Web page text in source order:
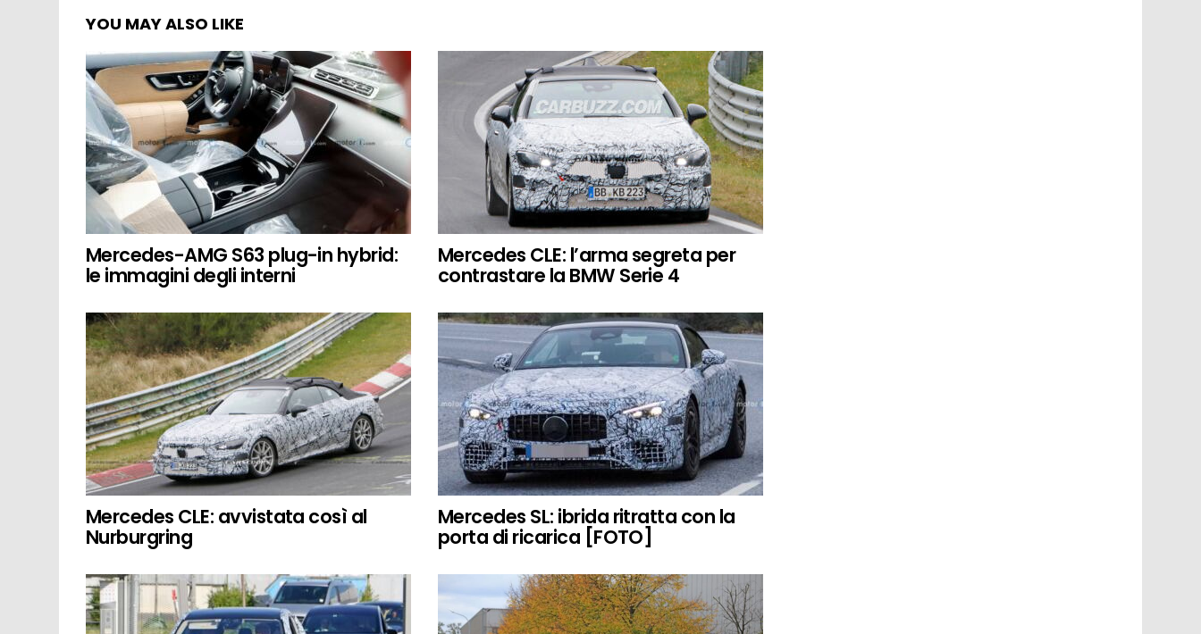
YOU MAY ALSO LIKE
Mercedes-AMG S63 plug-in hybrid:
le immagini degli interni
Mercedes CLE: l’arma segreta per
contrastare la BMW Serie 4
Mercedes CLE: avvistata così al
Nurburgring
Mercedes SL: ibrida ritratta con la
porta di ricarica [FOTO]